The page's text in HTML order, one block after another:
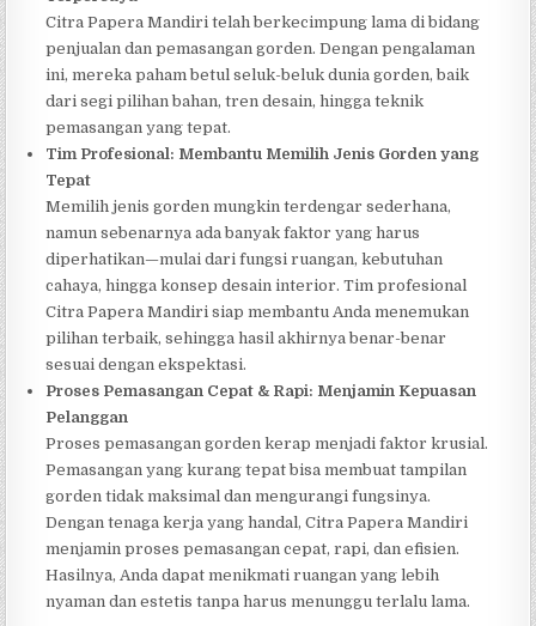
Citra Papera Mandiri telah berkecimpung lama di bidang
penjualan dan pemasangan gorden. Dengan pengalaman
ini, mereka paham betul seluk-beluk dunia gorden, baik
dari segi pilihan bahan, tren desain, hingga teknik
pemasangan yang tepat.
Tim Profesional: Membantu Memilih Jenis Gorden yang
Tepat
Memilih jenis gorden mungkin terdengar sederhana,
namun sebenarnya ada banyak faktor yang harus
diperhatikan—mulai dari fungsi ruangan, kebutuhan
cahaya, hingga konsep desain interior. Tim profesional
Citra Papera Mandiri siap membantu Anda menemukan
pilihan terbaik, sehingga hasil akhirnya benar-benar
sesuai dengan ekspektasi.
Proses Pemasangan Cepat & Rapi: Menjamin Kepuasan
Pelanggan
Proses pemasangan gorden kerap menjadi faktor krusial.
Pemasangan yang kurang tepat bisa membuat tampilan
gorden tidak maksimal dan mengurangi fungsinya.
Dengan tenaga kerja yang handal, Citra Papera Mandiri
menjamin proses pemasangan cepat, rapi, dan efisien.
Hasilnya, Anda dapat menikmati ruangan yang lebih
nyaman dan estetis tanpa harus menunggu terlalu lama.